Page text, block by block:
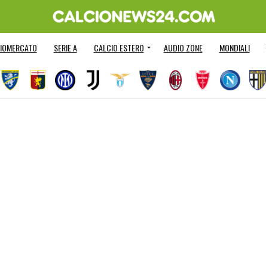
SERIE A CALCIO ESTERO AUDIO ZONE MONDIALI